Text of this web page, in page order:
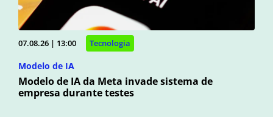
07.08.26 | 13:00 Tecnologia
Modelo de IA
Modelo de IA da Meta invade sistema de
empresa durante testes